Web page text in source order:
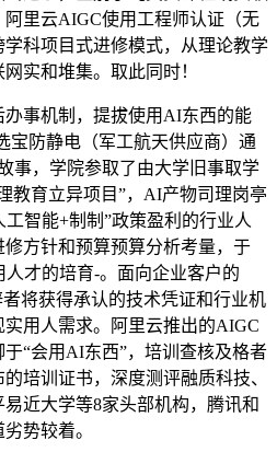
里云AIGC使用工程师认证（无
科项目式进修模式，从理论教学
实和堆集。取此同时！
事机制，提拔使用AI东西的能
宝防静电（军工航天供应商）通
事，学院参取了由大学旧事取学
教育立异项目”，AI产物司理岗亭
工智能+制制”政策盈利的行业人
方针和预算预算分析考量，于
才的培育-。面向企业客户的
将获得承认的技术凭证和行业机
用人需求。阿里云推出的AIGC
“会用AI东西”，培训查核及格者
培训证书，深度测评融质科技、
近大学等8家头部机构，腾讯和
势较着。